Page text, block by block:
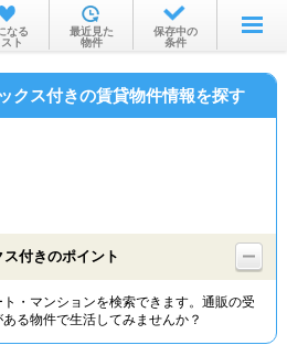
部屋を探す
沿線・駅から
物件特集から
TOP
なる
スト
最近見た
物件
保存中の
条件
クス付きの賃貸物件情報を探す
付きのポイント
・マンションを検索できます。通販の受
る物件で生活してみませんか？